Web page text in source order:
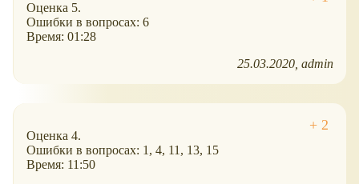
Оценка 5.
Ошибки в вопросах: 6
Время: 01:28
25.03.2020 admin
Оценка 4.
Ошибки в вопросах: 1, 4, 11, 13, 15
Время: 11:50